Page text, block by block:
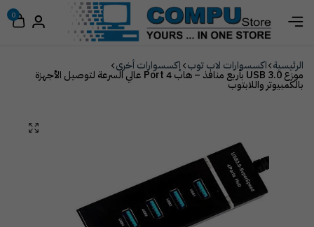
0
الرئيسية اكسسوارات لاب توب إكسسوارات أخرى
موزع USB 3.0 بأربع منافذ – هاب 4 Port عالي السرعة لتوصيل الأجهزة
بالكمبيوتر واللابتوب